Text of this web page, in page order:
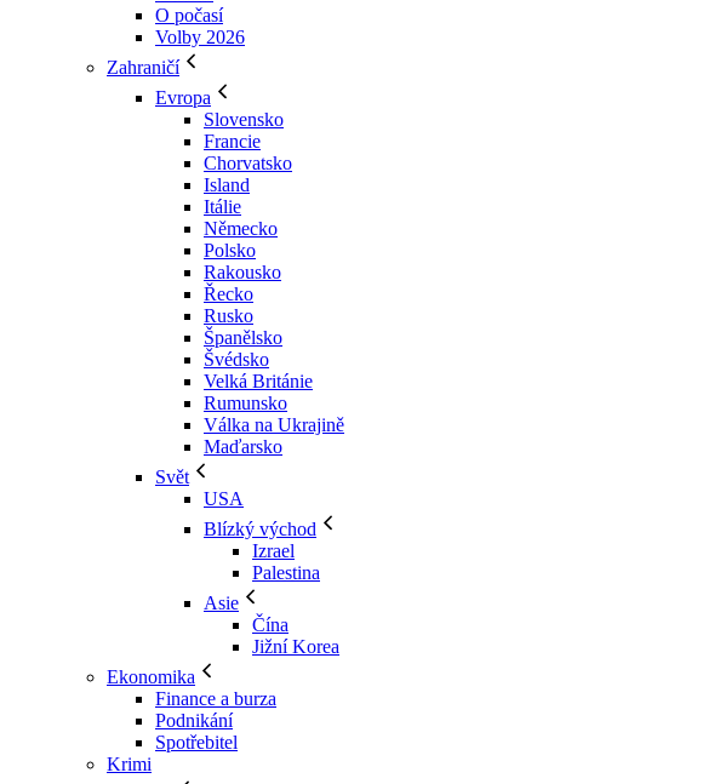
O počasí
Volby 2026
Zahraničí
Evropa
Slovensko
Francie
Chorvatsko
Island
Itálie
Německo
Polsko
Rakousko
Řecko
Rusko
Španělsko
Švédsko
Velká Británie
Rumunsko
Válka na Ukrajině
Maďarsko
Svět
USA
Blízký východ
Izrael
Palestina
Asie
Čína
Jižní Korea
Ekonomika
Finance a burza
Podnikání
Spotřebitel
Krimi